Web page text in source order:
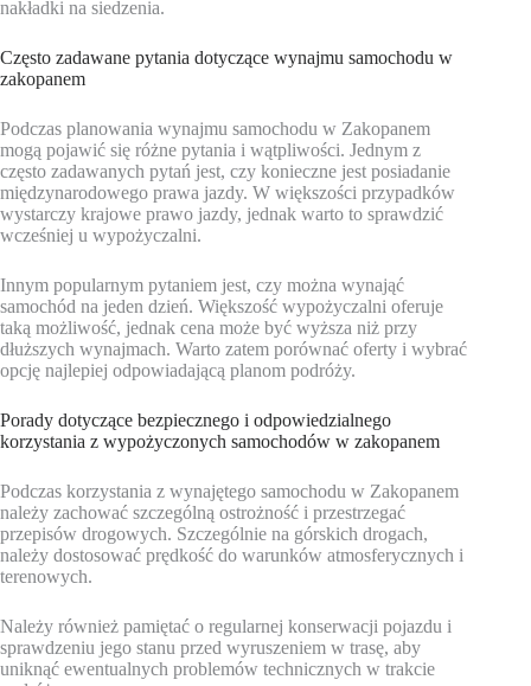
nakładki na siedzenia.
Często zadawane pytania dotyczące wynajmu samochodu w
zakopanem
Podczas planowania wynajmu samochodu w Zakopanem
mogą pojawić się różne pytania i wątpliwości. Jednym z
często zadawanych pytań jest, czy konieczne jest posiadanie
międzynarodowego prawa jazdy. W większości przypadków
wystarczy krajowe prawo jazdy, jednak warto to sprawdzić
wcześniej u wypożyczalni.
Innym popularnym pytaniem jest, czy można wynająć
samochód na jeden dzień. Większość wypożyczalni oferuje
taką możliwość, jednak cena może być wyższa niż przy
dłuższych wynajmach. Warto zatem porównać oferty i wybrać
opcję najlepiej odpowiadającą planom podróży.
Porady dotyczące bezpiecznego i odpowiedzialnego
korzystania z wypożyczonych samochodów w zakopanem
Podczas korzystania z wynajętego samochodu w Zakopanem
należy zachować szczególną ostrożność i przestrzegać
przepisów drogowych. Szczególnie na górskich drogach,
należy dostosować prędkość do warunków atmosferycznych i
terenowych.
Należy również pamiętać o regularnej konserwacji pojazdu i
sprawdzeniu jego stanu przed wyruszeniem w trasę, aby
uniknąć ewentualnych problemów technicznych w trakcie